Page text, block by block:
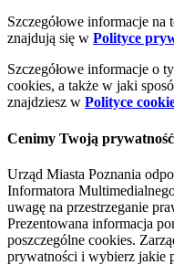
Szczegółowe informacje
znajdują się w Polityce
Szczegółowe informacje o
cookies, a także w jaki
znajdziesz w Polityce
Cenimy Twoją prywatność
Urząd Miasta Poznania
Informatora
uwagę na przestrzeganie
Prezentowana informacja
poszczególne cookies.
prywatności i wybierz jakie